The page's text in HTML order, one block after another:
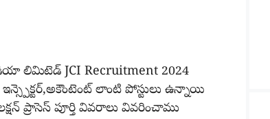
లిమిటెడ్ JCI Recruitment 2024
లాంటి పోస్టులు ఉన్నాయి
ప్రాసెస్ పూర్తి వివరాలు వివరించాము